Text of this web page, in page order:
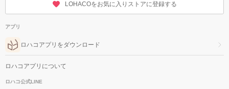
LOHACOをお気に入りストアに登録する
アプリ
ロハコアプリをダウンロード
ロハコアプリについて
ロハコ公式LINE